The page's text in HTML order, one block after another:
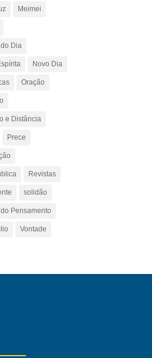
Meimei
Dia
Novo Dia
Oração
e Distância
Prece
Revistas
solidão
Pensamento
Vontade